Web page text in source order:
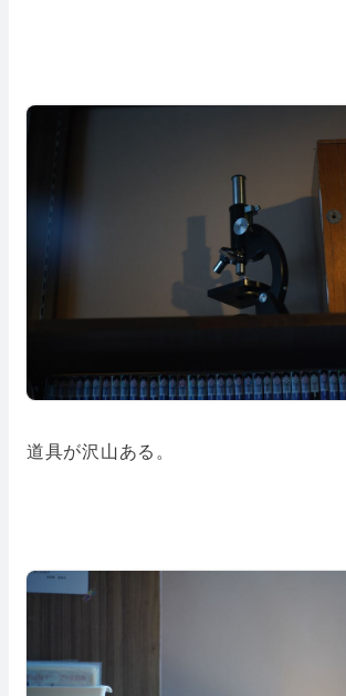
道具が沢山ある。